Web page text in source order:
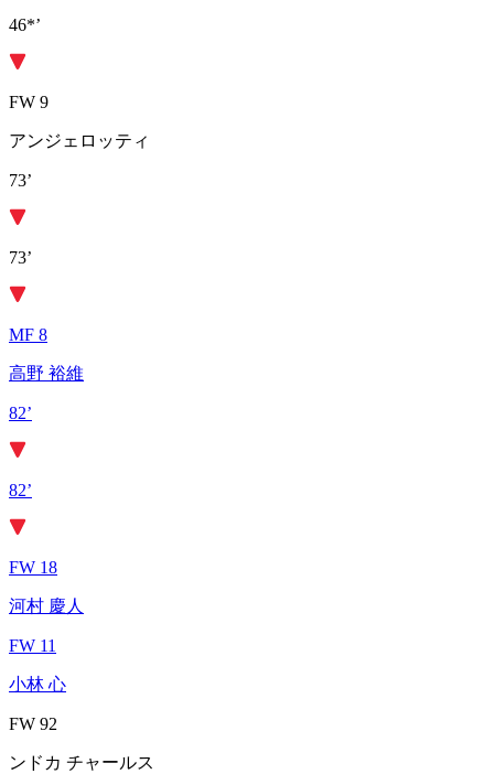
46*’
FW 9
アンジェロッティ
73’
73’
MF 8
高野 裕維
82’
82’
FW 18
河村 慶人
FW 11
小林 心
FW 92
ンドカ チャールス